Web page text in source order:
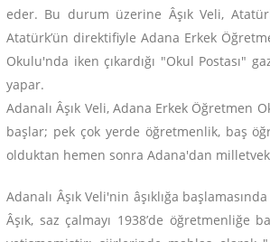
eder. Bu durum üzerine Âşık Veli,
Atatürk’ün direktifiyle Adana Erkek
Okulu'nda iken çıkardığı "Okul Postası"
yapar.
Adanalı Âşık Veli, Adana Erkek Öğretmen
başlar; pek çok yerde öğretmenlik, baş
olduktan hemen sonra Adana'dan
Adanalı Âşık Veli'nin âşıklığa
Âşık, saz çalmayı 1938’de öğretmenliğe